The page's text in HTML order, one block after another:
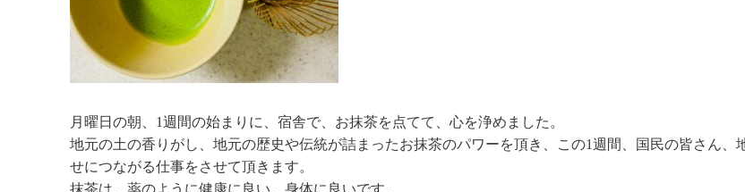
月曜日の朝、1週間の始まりに、宿舎で、お抹茶を点てて、心を浄めました。
地元の土の香りがし、地元の歴史や伝統が詰まったお抹茶のパワーを頂き、この1週間、国民の皆さん、
せにつながる仕事をさせて頂きます。